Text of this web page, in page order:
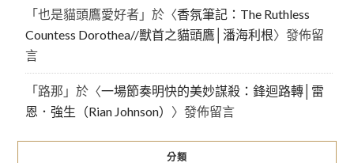
「也是貓頭鷹愛好者」於〈香氛筆記：The Ruthless
Countess Dorothea//獸首之貓頭鷹│潘海利根〉發佈留
言
「路那 」於〈一場節奏明快的美妙謀殺：鋒迴路轉│雷
恩．強生（Rian Johnson） 〉發佈留言
分類